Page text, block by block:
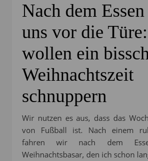
Nach dem
uns vor die
wollen ein
Weihnachtszeit
schnuppern
Wir nutzen es aus, dass das
von Fußball ist. Nach einem
fahren wir nach dem
Weihnachtsbasar, den ich schon